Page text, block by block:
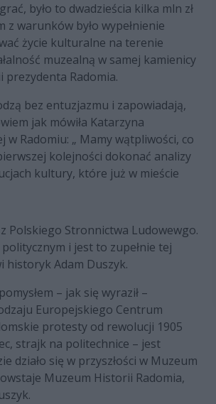
było to dwadzieścia kilka mln zł
warunków było wypełnienie
życie kulturalne na terenie
muzealną w samej kamienicy
Radomia.
bez entuzjazmu i zapowiadają,
jak mówiła Katarzyna
Radomiu: „ Mamy wątpliwości, co
kolejności dokonać analizy
kultury, które już w mieście
Polskiego Stronnictwa Ludowewgo.
i jest to zupełnie tej
Adam Duszyk.
– jak się wyraził –
Europejskiego Centrum
protesty od rewolucji 1905
strajk na politechnice – jest
działo się w przyszłości w Muzeum
Muzeum Historii Radomia,